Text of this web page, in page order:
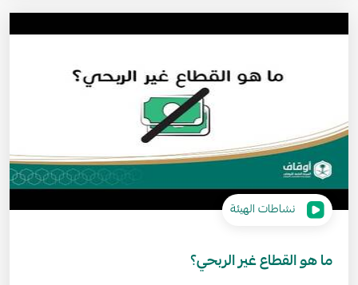
نشاطات الهيئة
ما هو القطاع غير الربحي؟